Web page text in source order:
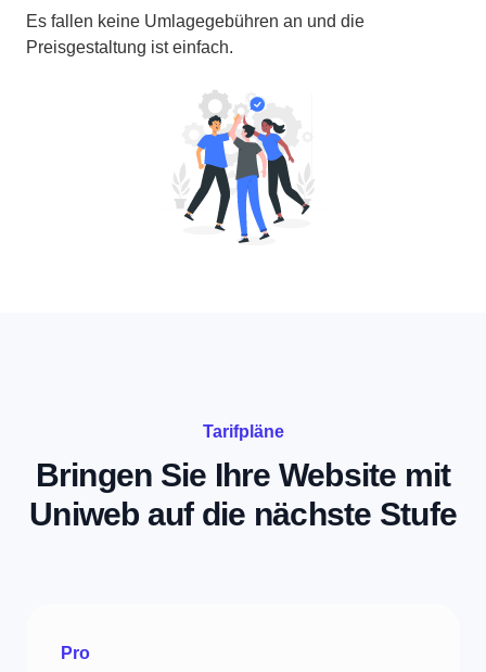
Es fallen keine Umlagegebühren an und die
Preisgestaltung ist einfach.
Tarifpläne
Bringen Sie Ihre Website mit
Uniweb auf die nächste Stufe
Pro